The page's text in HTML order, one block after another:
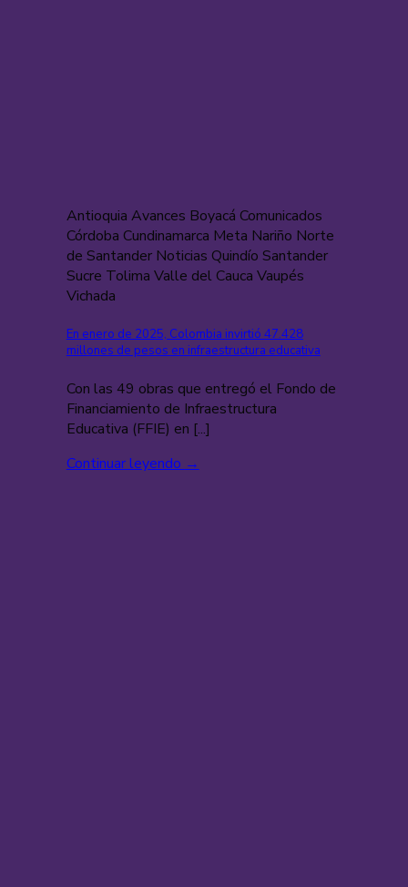
Antioquia Avances Boyacá Comunicados
Córdoba Cundinamarca Meta Nariño Norte
de Santander Noticias Quindío Santander
Sucre Tolima Valle del Cauca Vaupés
Vichada
En enero de 2025, Colombia invirtió 47.428
millones de pesos en infraestructura educativa
Con las 49 obras que entregó el Fondo de
Financiamiento de Infraestructura
Educativa (FFIE) en [...]
Continuar leyendo →